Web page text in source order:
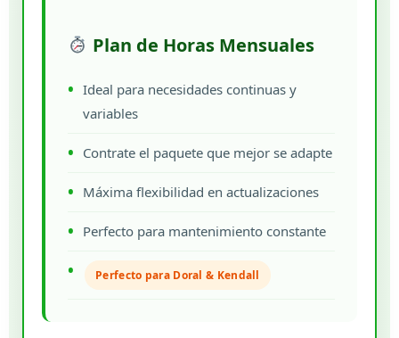
Plan de Horas Mensuales
Ideal para necesidades continuas y
variables
Contrate el paquete que mejor se adapte
Máxima flexibilidad en actualizaciones
Perfecto para mantenimiento constante
Perfecto para Doral & Kendall